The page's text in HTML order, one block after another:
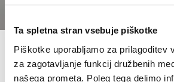
Ta spletna stran vsebuje piškotke
Piškotke uporabljamo za prilagoditev
za zagotavljanje funkcij družbenih
našega prometa. Poleg tega delimo
CENIK